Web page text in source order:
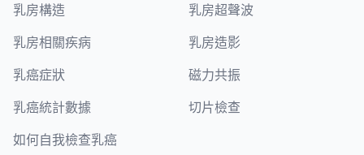
乳房構造
乳房相關疾病
乳癌症狀
乳癌統計數據
如何自我檢查乳癌
乳房超聲波
乳房造影
磁力共振
切片檢查